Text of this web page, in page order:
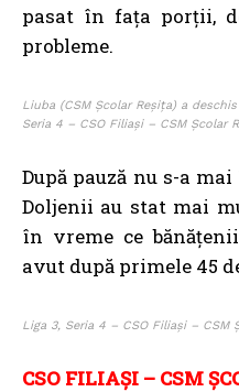
pasat în fața porții,
probleme.
Liuba (CSM Școlar Reșița) a
Seria 4 – CSO Filiași – CSM Școlar
După pauză nu s-a
Doljenii au stat mai
în vreme ce
avut după primele 45
Liga 3, Seria 4 – CSO Filiași –
CSO FILIAȘI – CSM